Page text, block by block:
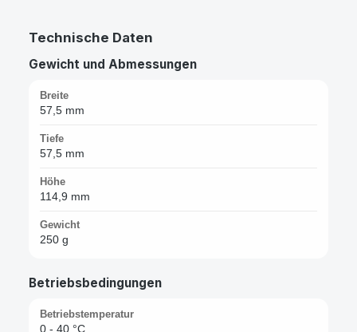
Technische Daten
Gewicht und Abmessungen
Breite
57,5 mm
Tiefe
57,5 mm
Höhe
114,9 mm
Gewicht
250 g
Betriebsbedingungen
Betriebstemperatur
0 - 40 °C